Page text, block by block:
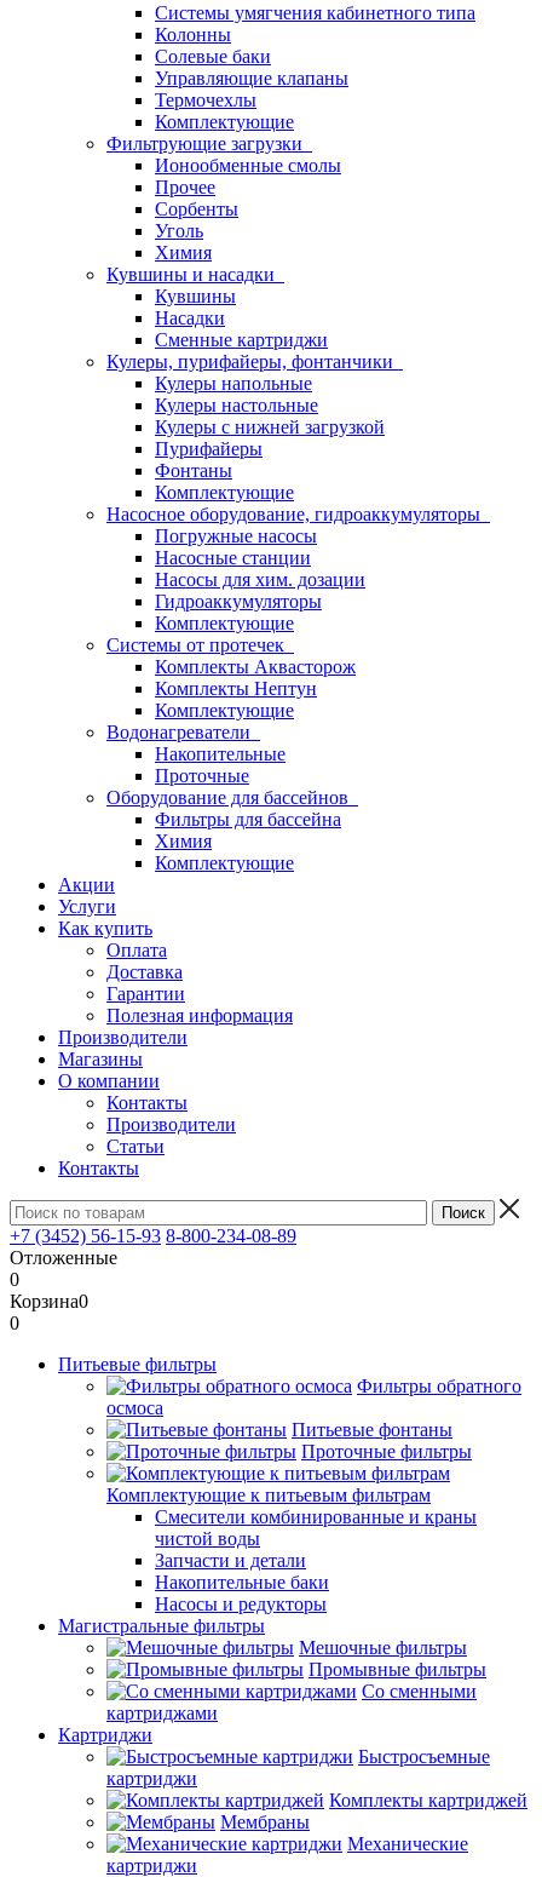
Системы умягчения кабинетного типа
Колонны
Солевые баки
Управляющие клапаны
Термочехлы
Комплектующие
Фильтрующие загрузки
Ионообменные смолы
Прочее
Сорбенты
Уголь
Химия
Кувшины и насадки
Кувшины
Насадки
Сменные картриджи
Кулеры, пурифайеры, фонтанчики
Кулеры напольные
Кулеры настольные
Кулеры с нижней загрузкой
Пурифайеры
Фонтаны
Комплектующие
Насосное оборудование, гидроаккумуляторы
Погружные насосы
Насосные станции
Насосы для хим. дозации
Гидроаккумуляторы
Комплектующие
Системы от протечек
Комплекты Аквасторож
Комплекты Нептун
Комплектующие
Водонагреватели
Накопительные
Проточные
Оборудование для бассейнов
Фильтры для бассейна
Химия
Комплектующие
Акции
Услуги
Как купить
Оплата
Доставка
Гарантии
Полезная информация
Производители
Магазины
О компании
Контакты
Производители
Статьи
Контакты
+7 (3452) 56-15-93 8-800-234-08-89
Отложенные
0
Корзина0
0
Питьевые фильтры
Фильтры обратного
осмоса
Питьевые фонтаны
Проточные фильтры
Комплектующие к питьевым фильтрам
Смесители комбинированные и краны
чистой воды
Запчасти и детали
Накопительные баки
Насосы и редукторы
Магистральные фильтры
Мешочные фильтры
Промывные фильтры
Со сменными
картриджами
Картриджи
Быстросъемные
картриджи
Комплекты картриджей
Мембраны
Механические
картриджи